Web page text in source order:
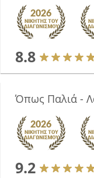
8.8
Όπως Παλιά -
9.2